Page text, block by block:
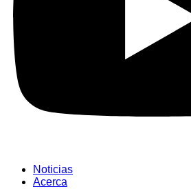
Noticias
Acerca